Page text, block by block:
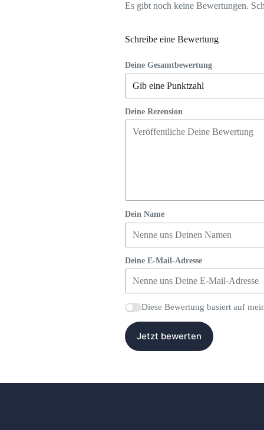
Es gibt noch keine Bewertungen.
Schreibe eine Bewertung
Deine Gesamtbewertung
Deine Rezension
Dein Name
Deine E-Mail-Adresse
Diese Bewertung basiert auf
Jetzt bewerten